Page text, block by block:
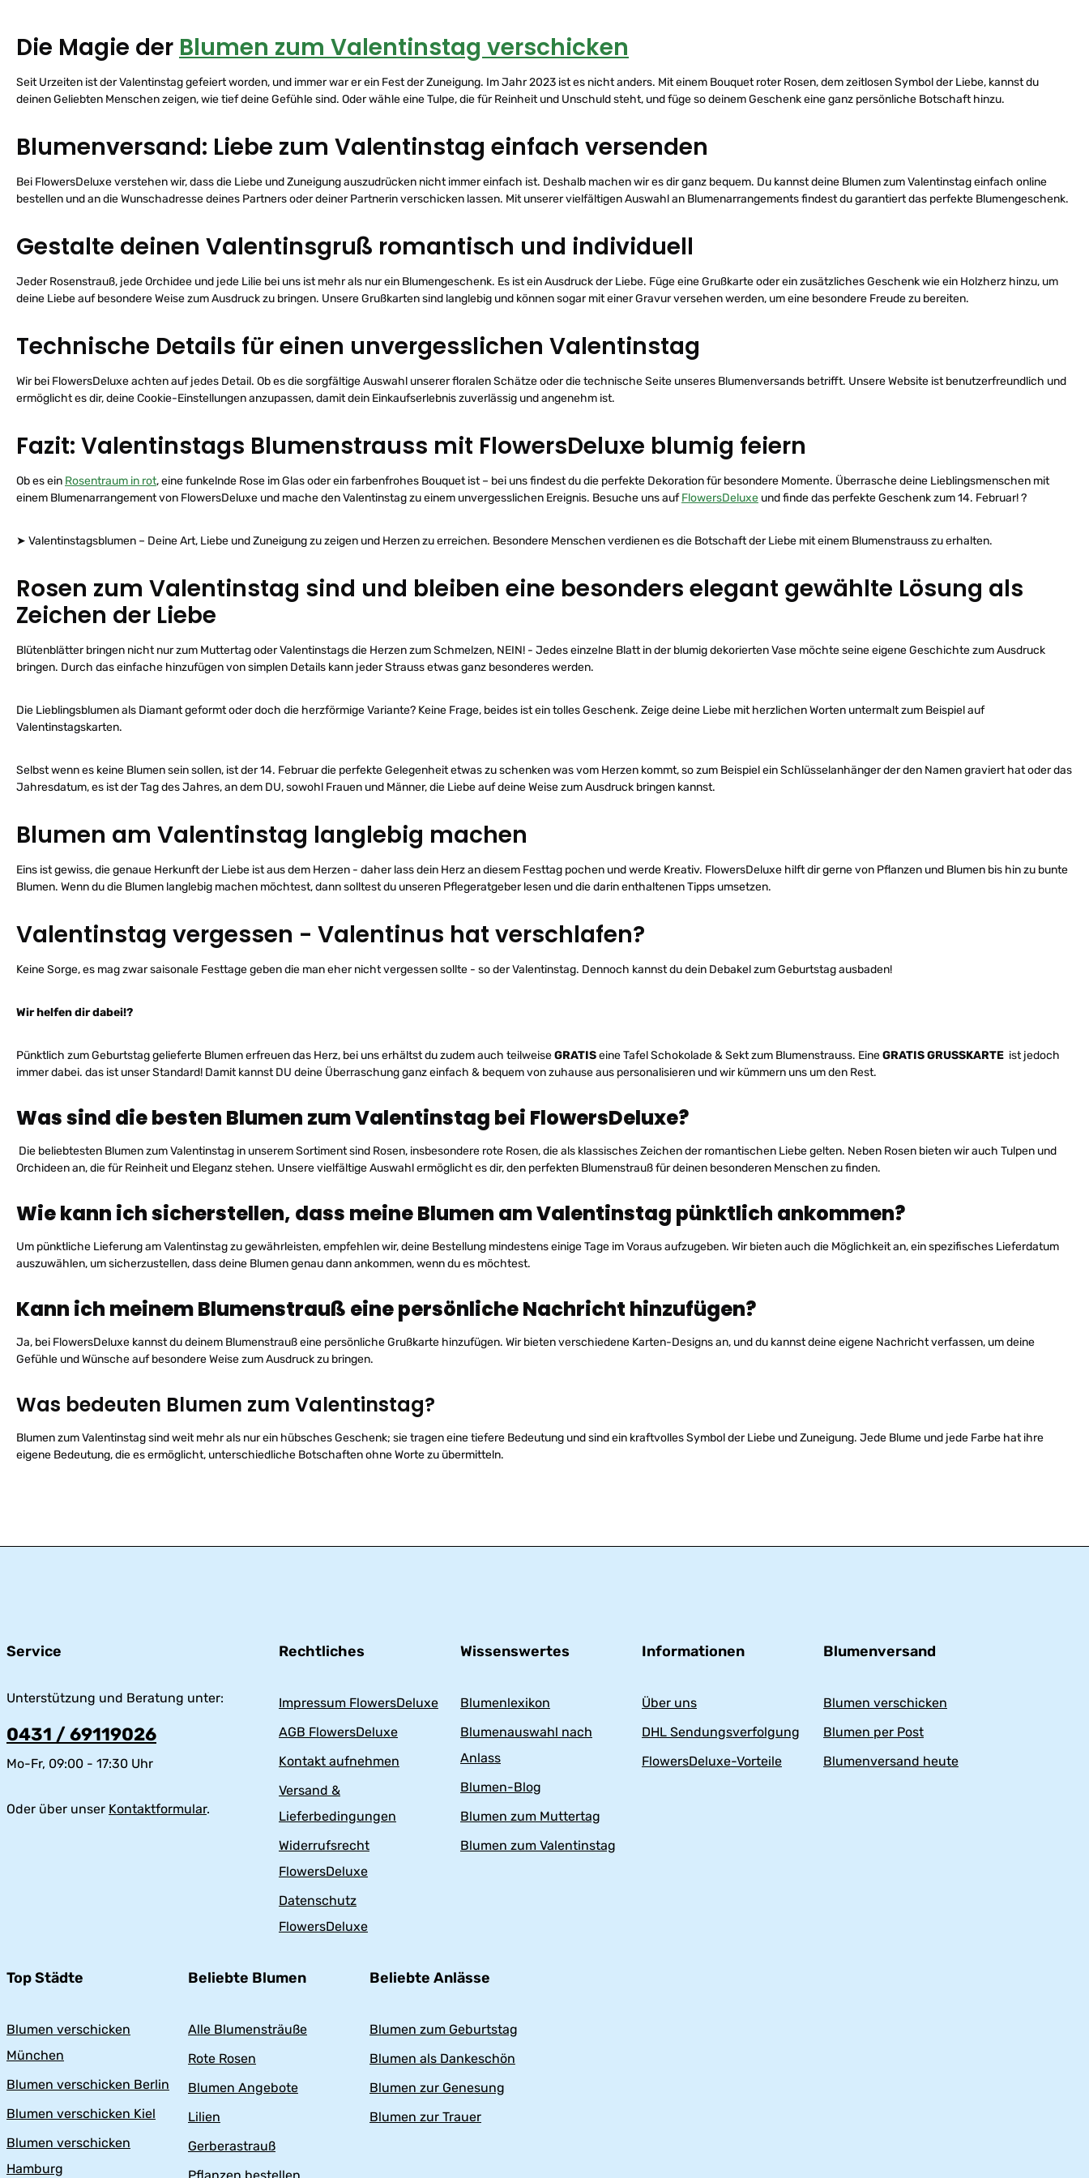
Die Magie der Blumen zum Valentinstag verschicken
Seit Urzeiten ist der Valentinstag gefeiert worden, und immer war er ein Fest der Zuneigung. Im Jahr 2023 ist es nicht anders. Mit einem Bouquet roter Rosen, dem zeitlosen Symbol der Liebe, kannst du
deinen Geliebten Menschen zeigen, wie tief deine Gefühle sind. Oder wähle eine Tulpe, die für Reinheit und Unschuld steht, und füge so deinem Geschenk eine ganz persönliche Botschaft hinzu.
Blumenversand: Liebe zum Valentinstag einfach versenden
Bei FlowersDeluxe verstehen wir, dass die Liebe und Zuneigung auszudrücken nicht immer einfach ist. Deshalb machen wir es dir ganz bequem. Du kannst deine Blumen zum Valentinstag einfach online
bestellen und an die Wunschadresse deines Partners oder deiner Partnerin verschicken lassen. Mit unserer vielfältigen Auswahl an Blumenarrangements findest du garantiert das perfekte Blumengeschenk.
Gestalte deinen Valentinsgruß romantisch und individuell
Jeder Rosenstrauß, jede Orchidee und jede Lilie bei uns ist mehr als nur ein Blumengeschenk. Es ist ein Ausdruck der Liebe. Füge eine Grußkarte oder ein zusätzliches Geschenk wie ein Holzherz hinzu, um
deine Liebe auf besondere Weise zum Ausdruck zu bringen. Unsere Grußkarten sind langlebig und können sogar mit einer Gravur versehen werden, um eine besondere Freude zu bereiten.
Technische Details für einen unvergesslichen Valentinstag
Wir bei FlowersDeluxe achten auf jedes Detail. Ob es die sorgfältige Auswahl unserer floralen Schätze oder die technische Seite unseres Blumenversands betrifft. Unsere Website ist benutzerfreundlich und
ermöglicht es dir, deine Cookie-Einstellungen anzupassen, damit dein Einkaufserlebnis zuverlässig und angenehm ist.
Fazit: Valentinstags Blumenstrauss mit FlowersDeluxe blumig feiern
Ob es ein Rosentraum in rot, eine funkelnde Rose im Glas oder ein farbenfrohes Bouquet ist – bei uns findest du die perfekte Dekoration für besondere Momente. Überrasche deine Lieblingsmenschen mit
einem Blumenarrangement von FlowersDeluxe und mache den Valentinstag zu einem unvergesslichen Ereignis. Besuche uns aufFlowersDeluxe und finde das perfekte Geschenk zum 14. Februar! ?
➤ Valentinstagsblumen – Deine Art, Liebe und Zuneigung zu zeigen und Herzen zu erreichen. Besondere Menschen verdienen es die Botschaft der Liebe mit einem Blumenstrauss zu erhalten.
Rosen zum Valentinstag sind und bleiben eine besonders elegant gewählte Lösung als
Zeichen der Liebe
Blütenblätter bringen nicht nur zum Muttertag oder Valentinstags die Herzen zum Schmelzen, NEIN! - Jedes einzelne Blatt in der blumig dekorierten Vase möchte seine eigene Geschichte zum Ausdruck
bringen. Durch das einfache hinzufügen von simplen Details kann jeder Strauss etwas ganz besonderes werden.
Die Lieblingsblumen als Diamant geformt oder doch die herzförmige Variante? Keine Frage, beides ist ein tolles Geschenk. Zeige deine Liebe mit herzlichen Worten untermalt zum Beispiel auf
Valentinstagskarten.
Selbst wenn es keine Blumen sein sollen, ist der 14. Februar die perfekte Gelegenheit etwas zu schenken was vom Herzen kommt, so zum Beispiel ein Schlüsselanhänger der den Namen graviert hat oder das
Jahresdatum, es ist der Tag des Jahres, an dem DU, sowohl Frauen und Männer, die Liebe auf deine Weise zum Ausdruck bringen kannst.
Blumen am Valentinstag langlebig machen
Eins ist gewiss, die genaue Herkunft der Liebe ist aus dem Herzen - daher lass dein Herz an diesem Festtag pochen und werde Kreativ. FlowersDeluxe hilft dir gerne von Pflanzen und Blumen bis hin zu bunte
Blumen. Wenn du die Blumen langlebig machen möchtest, dann solltest du unseren Pflegeratgeber lesen und die darin enthaltenen Tipps umsetzen.
Valentinstag vergessen - Valentinus hat verschlafen?
Keine Sorge, es mag zwar saisonale Festtage geben die man eher nicht vergessen sollte - so der Valentinstag. Dennoch kannst du dein Debakel zum Geburtstag ausbaden!
Wir helfen dir dabei!?
Pünktlich zum Geburtstag gelieferte Blumen erfreuen das Herz, bei uns erhältst du zudem auch teilweiseGRATISeine Tafel Schokolade & Sekt zum Blumenstrauss. EineGRATIS GRUSSKARTE ist jedoch
immer dabei. das ist unser Standard! Damit kannst DU deine Überraschung ganz einfach & bequem von zuhause aus personalisieren und wir kümmern uns um den Rest.
Was sind die besten Blumen zum Valentinstag bei FlowersDeluxe?
Die beliebtesten Blumen zum Valentinstag in unserem Sortiment sind Rosen, insbesondere rote Rosen, die als klassisches Zeichen der romantischen Liebe gelten. Neben Rosen bieten wir auch Tulpen und
Orchideen an, die für Reinheit und Eleganz stehen. Unsere vielfältige Auswahl ermöglicht es dir, den perfekten Blumenstrauß für deinen besonderen Menschen zu finden.
Wie kann ich sicherstellen, dass meine Blumen am Valentinstag pünktlich ankommen?
Um pünktliche Lieferung am Valentinstag zu gewährleisten, empfehlen wir, deine Bestellung mindestens einige Tage im Voraus aufzugeben. Wir bieten auch die Möglichkeit an, ein spezifisches Lieferdatum
auszuwählen, um sicherzustellen, dass deine Blumen genau dann ankommen, wenn du es möchtest.
Kann ich meinem Blumenstrauß eine persönliche Nachricht hinzufügen?
Ja, bei FlowersDeluxe kannst du deinem Blumenstrauß eine persönliche Grußkarte hinzufügen. Wir bieten verschiedene Karten-Designs an, und du kannst deine eigene Nachricht verfassen, um deine
Gefühle und Wünsche auf besondere Weise zum Ausdruck zu bringen.
Was bedeuten Blumen zum Valentinstag?
Blumen zum Valentinstag sind weit mehr als nur ein hübsches Geschenk; sie tragen eine tiefere Bedeutung und sind ein kraftvolles Symbol der Liebe und Zuneigung. Jede Blume und jede Farbe hat ihre
eigene Bedeutung, die es ermöglicht, unterschiedliche Botschaften ohne Worte zu übermitteln.
Service
Unterstützung und Beratung unter:
0431 / 69119026
Mo-Fr, 09:00 - 17:30 Uhr
Oder über unser Kontaktformular.
Rechtliches
Impressum FlowersDeluxe
AGB FlowersDeluxe
Kontakt aufnehmen
Versand &
Lieferbedingungen
Widerrufsrecht
FlowersDeluxe
Datenschutz
FlowersDeluxe
Wissenswertes
Blumenlexikon
Blumenauswahl nach
Anlass
Blumen-Blog
Blumen zum Muttertag
Blumen zum Valentinstag
Informationen
Über uns
DHL Sendungsverfolgung
FlowersDeluxe-Vorteile
Blumenversand
Blumen verschicken
Blumen per Post
Blumenversand heute
Top Städte
Blumen verschicken
München
Blumen verschicken Berlin
Blumen verschicken Kiel
Blumen verschicken
Hamburg
Beliebte Blumen
Alle Blumensträuße
Rote Rosen
Blumen Angebote
Lilien
Gerberastrauß
Beliebte Anlässe
Blumen zum Geburtstag
Blumen als Dankeschön
Blumen zur Genesung
Blumen zur Trauer